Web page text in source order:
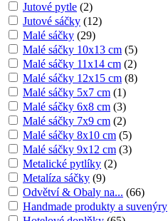
Jutové pytle (2)
Jutové sáčky (12)
Malé sáčky (29)
Malé sáčky 10x13 cm (5)
Malé sáčky 11x14 cm (2)
Malé sáčky 12x15 cm (8)
Malé sáčky 5x7 cm (1)
Malé sáčky 6x8 cm (3)
Malé sáčky 7x9 cm (2)
Malé sáčky 8x10 cm (5)
Malé sáčky 9x12 cm (3)
Metalické pytlíky (2)
Metalíza sáčky (9)
Odvětví & Obaly na... (66)
Handmade produkty a suvenýry